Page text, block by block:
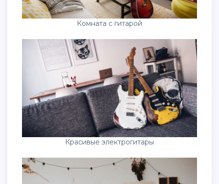
Комната с гитарой
Красивые электрогитары